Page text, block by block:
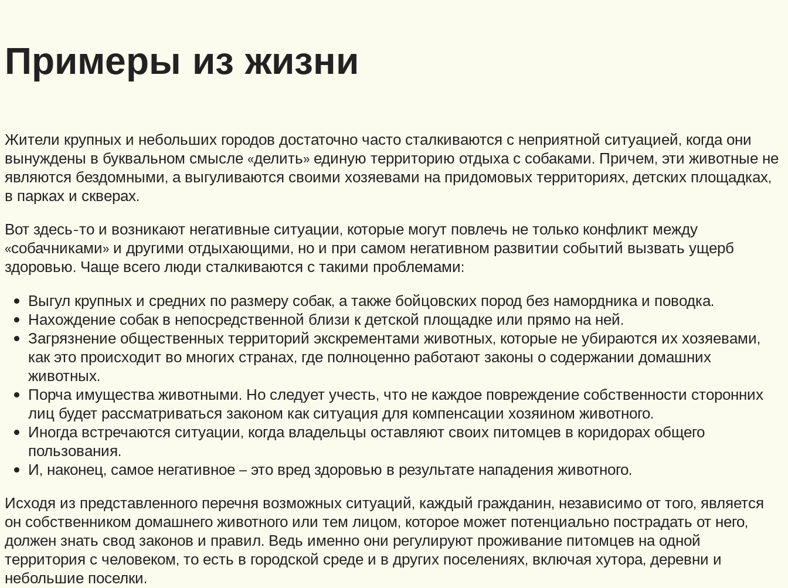
Примеры из жизни
Жители крупных и небольших городов достаточно часто сталкиваются с неприятной ситуацией, когда они
вынуждены в буквальном смысле «делить» единую территорию отдыха с собаками. Причем, эти животные не
являются бездомными, а выгуливаются своими хозяевами на придомовых территориях, детских площадках,
в парках и скверах.
Вот здесь-то и возникают негативные ситуации, которые могут повлечь не только конфликт между
«собачниками» и другими отдыхающими, но и при самом негативном развитии событий вызвать ущерб
здоровью. Чаще всего люди сталкиваются с такими проблемами:
Выгул крупных и средних по размеру собак, а также бойцовских пород без намордника и поводка.
Нахождение собак в непосредственной близи к детской площадке или прямо на ней.
Загрязнение общественных территорий экскрементами животных, которые не убираются их хозяевами,
как это происходит во многих странах, где полноценно работают законы о содержании домашних
животных.
Порча имущества животными. Но следует учесть, что не каждое повреждение собственности сторонних
лиц будет рассматриваться законом как ситуация для компенсации хозяином животного.
Иногда встречаются ситуации, когда владельцы оставляют своих питомцев в коридорах общего
пользования.
И, наконец, самое негативное – это вред здоровью в результате нападения животного.
Исходя из представленного перечня возможных ситуаций, каждый гражданин, независимо от того, является
он собственником домашнего животного или тем лицом, которое может потенциально пострадать от него,
должен знать свод законов и правил. Ведь именно они регулируют проживание питомцев на одной
территория с человеком, то есть в городской среде и в других поселениях, включая хутора, деревни и
небольшие поселки.